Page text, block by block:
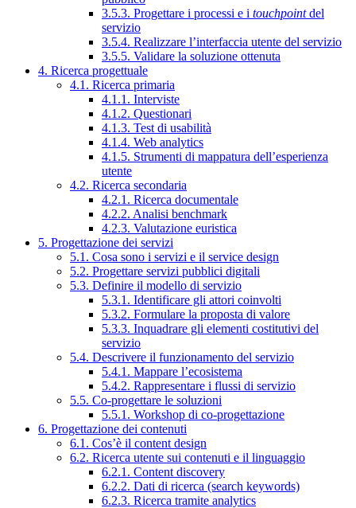
3.5.3. Progettare i processi e i touchpointdel
servizio
3.5.4. Realizzare l’interfaccia utente del servizio
3.5.5. Validare la soluzione ottenuta
4. Ricerca progettuale
4.1. Ricerca primaria
4.1.1. Interviste
4.1.2. Questionari
4.1.3. Test di usabilità
4.1.4. Web analytics
4.1.5. Strumenti di mappatura dell’esperienza
utente
4.2. Ricerca secondaria
4.2.1. Ricerca documentale
4.2.2. Analisi benchmark
4.2.3. Valutazione euristica
5. Progettazione dei servizi
5.1. Cosa sono i servizi e il service design
5.2. Progettare servizi pubblici digitali
5.3. Definire il modello di servizio
5.3.1. Identificare gli attori coinvolti
5.3.2. Formulare la proposta di valore
5.3.3. Inquadrare gli elementi costitutivi del
servizio
5.4. Descrivere il funzionamento del servizio
5.4.1. Mappare l’ecosistema
5.4.2. Rappresentare i flussi di servizio
5.5. Co-progettare le soluzioni
5.5.1. Workshop di co-progettazione
6. Progettazione dei contenuti
6.1. Cos’è il content design
6.2. Ricerca utente sui contenuti e il linguaggio
6.2.1. Content discovery
6.2.2. Dati di ricerca (search keywords)
6.2.3. Ricerca tramite analytics